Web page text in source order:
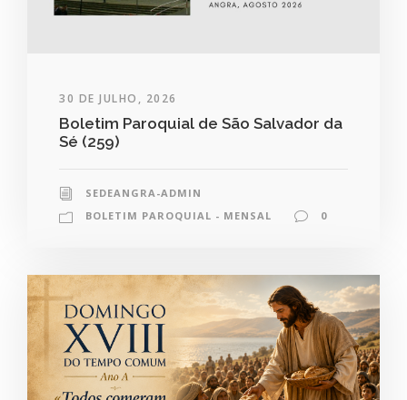
30 DE JULHO, 2026
Boletim Paroquial de São Salvador da
Sé (259)
SEDEANGRA-ADMIN
BOLETIM PAROQUIAL - MENSAL
0